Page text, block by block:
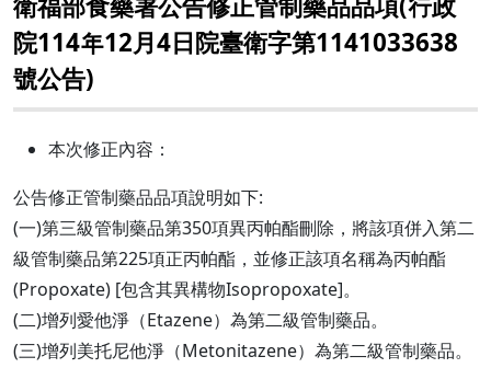
院114年12月4日院臺衛字第1141033638
號公告)
本次修正內容：
公告修正管制藥品品項說明如下:
(一)第三級管制藥品第350項異丙帕酯刪除，將該項併入第二
級管制藥品第225項正丙帕酯，並修正該項名稱為丙帕酯
(Propoxate) [包含其異構物Isopropoxate]。
(二)增列愛他淨（Etazene）為第二級管制藥品。
(三)增列美托尼他淨（Metonitazene）為第二級管制藥品。